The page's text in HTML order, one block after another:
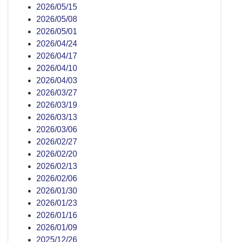
2026/05/15
2026/05/08
2026/05/01
2026/04/24
2026/04/17
2026/04/10
2026/04/03
2026/03/27
2026/03/19
2026/03/13
2026/03/06
2026/02/27
2026/02/20
2026/02/13
2026/02/06
2026/01/30
2026/01/23
2026/01/16
2026/01/09
2025/12/26